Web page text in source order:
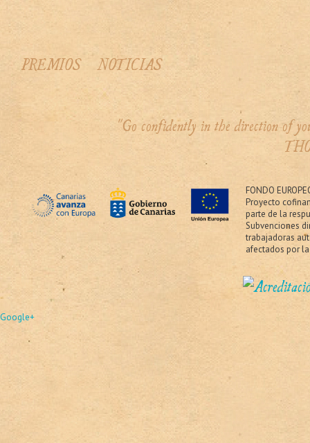
PREMIOS NOTICIAS
"Go confidently in the direction of
FONDO
Proyecto
parte de la
Subvenciones
trabajadoras
afectados por
Google+